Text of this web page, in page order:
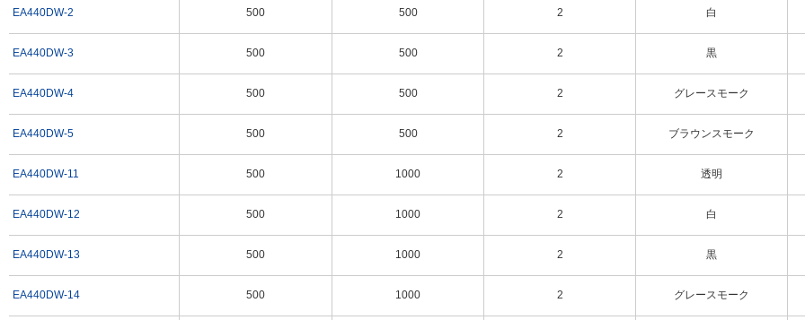
EA440DW-54
EA440DW-55 1×1m 3 ブラウンスモーク
EA440DW-62
EA440DW-63 0.5×0.5m 5 黒
EA440DW-65
EA440DW-71 1×0.5m 5 透明
EA440DW-73
EA440DW-74 1×0.5m 5 グレースモーク
EA440DW-2
EA440DW-3
EA440DW-4
EA440DW-5
EA440DW-11
EA440DW-12
EA440DW-13
EA440DW-14
500 500 2 白
500 500 2 黒
500 500 2 グレースモーク
500 500 2 ブラウンスモーク
500 1000 2 透明
500 1000 2 白
500 1000 2 黒
500 1000 2 グレースモーク